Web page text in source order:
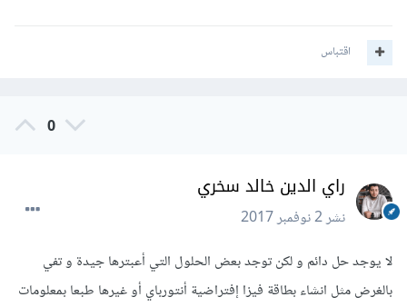
اقتباس
0
راي الدين خالد سخري
نشر2 نوفمبر 2017
لا يوجد حل دائم و لكن توجد بعض الحلول التي أعبترها جيدة و تفي
بالغرض مثل انشاء بطاقة فيزا إفتراضية أنتورباي أو غيرها طبعا بمعلومات